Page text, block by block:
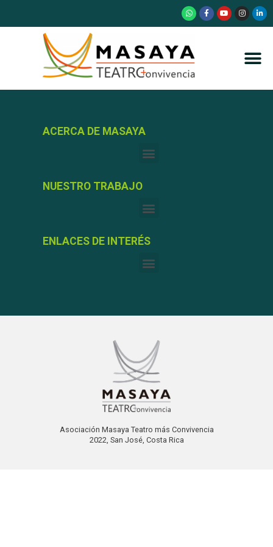
ACERCA DE MASAYA
NUESTRO TRABAJO
ENLACES DE INTERÉS
Asociación Masaya Teatro más Convivencia
2022, San José, Costa Rica